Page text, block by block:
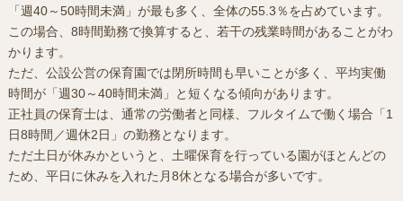
「週40～50時間未満」が最も多く、全体の55.3％を占めています。
この場合、8時間勤務で換算すると、若干の残業時間があることがわ
かります。
ただ、公設公営の保育園では閉所時間も早いことが多く、平均実働
時間が「週30～40時間未満」と短くなる傾向があります。
正社員の保育士は、通常の労働者と同様、フルタイムで働く場合「1
日8時間／週休2日」の勤務となります。
ただ土日が休みかというと、土曜保育を行っている園がほとんどの
ため、平日に休みを入れた月8休となる場合が多いです。